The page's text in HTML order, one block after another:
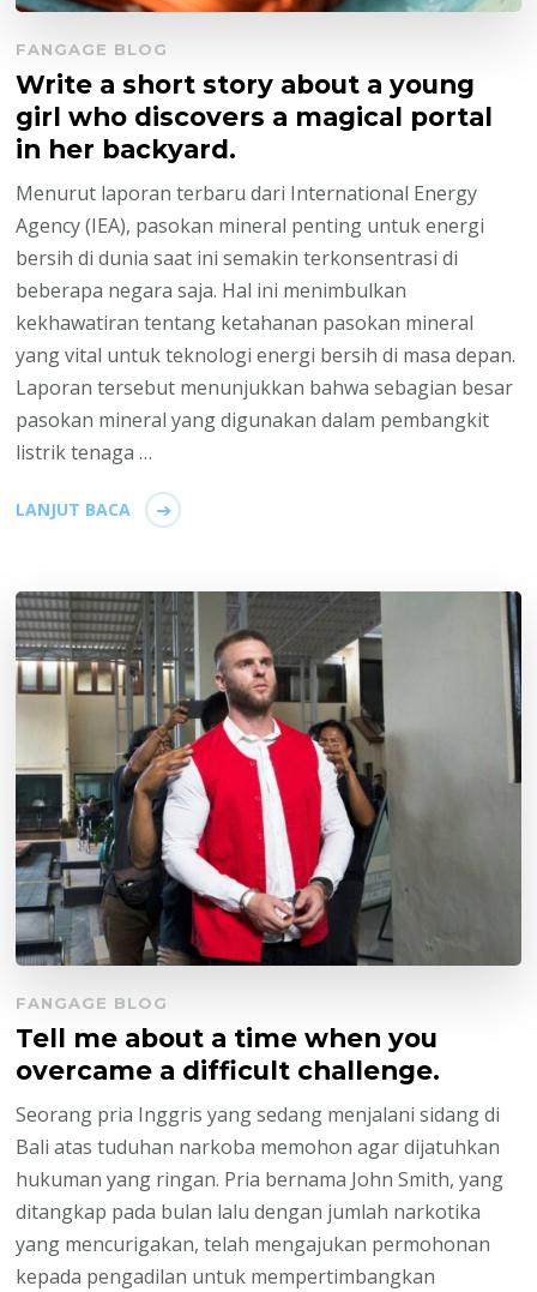
FANGAGE BLOG
Write a short story about a young
girl who discovers a magical portal
in her backyard.
Menurut laporan terbaru dari International Energy
Agency (IEA), pasokan mineral penting untuk energi
bersih di dunia saat ini semakin terkonsentrasi di
beberapa negara saja. Hal ini menimbulkan
kekhawatiran tentang ketahanan pasokan mineral
yang vital untuk teknologi energi bersih di masa depan.
Laporan tersebut menunjukkan bahwa sebagian besar
pasokan mineral yang digunakan dalam pembangkit
listrik tenaga …
LANJUT BACA
FANGAGE BLOG
Tell me about a time when you
overcame a difficult challenge.
Seorang pria Inggris yang sedang menjalani sidang di
Bali atas tuduhan narkoba memohon agar dijatuhkan
hukuman yang ringan. Pria bernama John Smith, yang
ditangkap pada bulan lalu dengan jumlah narkotika
yang mencurigakan, telah mengajukan permohonan
kepada pengadilan untuk mempertimbangkan